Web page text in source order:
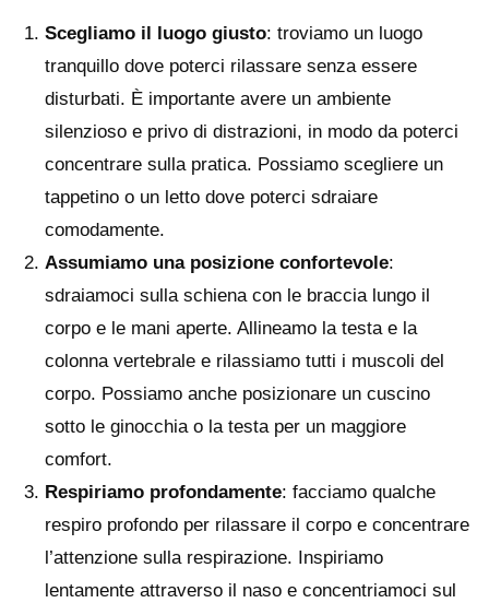
Scegliamo il luogo giusto: troviamo un luogo
tranquillo dove poterci rilassare senza essere
disturbati. È importante avere un ambiente
silenzioso e privo di distrazioni, in modo da poterci
concentrare sulla pratica. Possiamo scegliere un
tappetino o un letto dove poterci sdraiare
comodamente.
Assumiamo una posizione confortevole:
sdraiamoci sulla schiena con le braccia lungo il
corpo e le mani aperte. Allineamo la testa e la
colonna vertebrale e rilassiamo tutti i muscoli del
corpo. Possiamo anche posizionare un cuscino
sotto le ginocchia o la testa per un maggiore
comfort.
Respiriamo profondamente: facciamo qualche
respiro profondo per rilassare il corpo e concentrare
l’attenzione sulla respirazione. Inspiriamo
lentamente attraverso il naso e concentriamoci sul